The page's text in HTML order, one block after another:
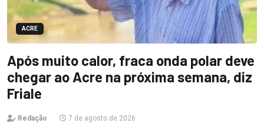
ACRE
Após muito calor, fraca onda polar deve
chegar ao Acre na próxima semana, diz
Friale
Redação 7 de agosto de 2026